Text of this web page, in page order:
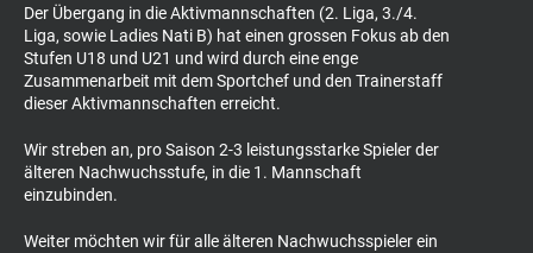
Der Übergang in die Aktivmannschaften (2. Liga, 3./4.
Liga, sowie Ladies Nati B) hat einen grossen Fokus ab den
Stufen U18 und U21 und wird durch eine enge
Zusammenarbeit mit dem Sportchef und den Trainerstaff
dieser Aktivmannschaften erreicht.
Wir streben an, pro Saison 2-3 leistungsstarke Spieler der
älteren Nachwuchsstufe, in die 1. Mannschaft
einzubinden.
Weiter möchten wir für alle älteren Nachwuchsspieler ein